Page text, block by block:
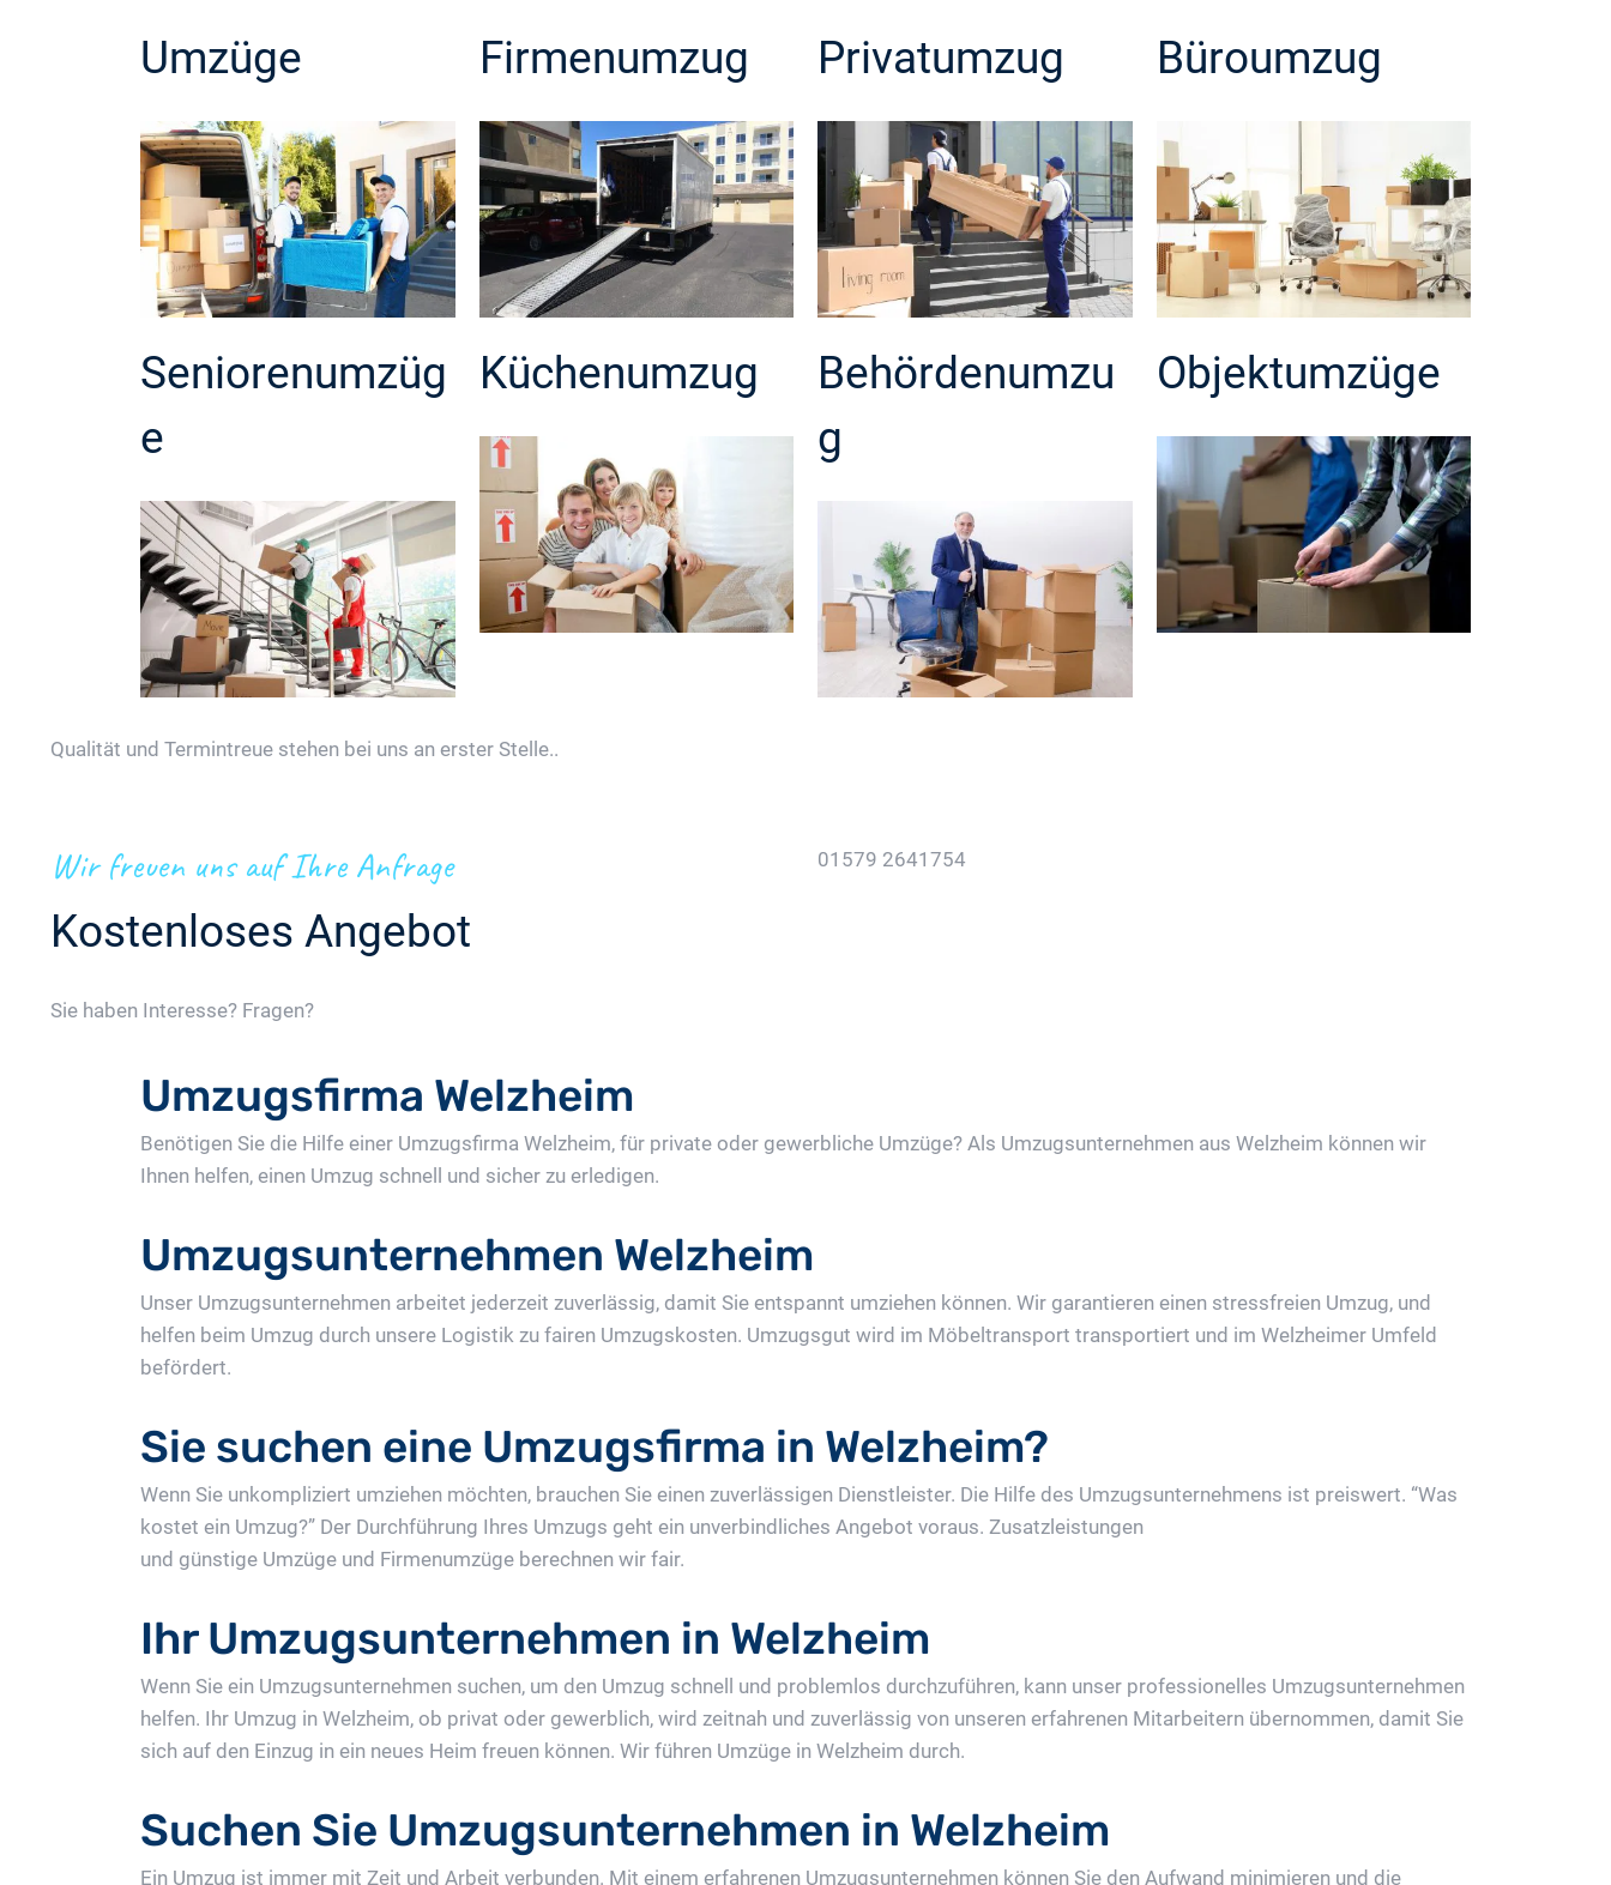
Umzüge Firmenumzug Privatumzug Büroumzug
Seniorenumzüg
e
Küchenumzug
Behördenumzu
g
Objektumzüge
Qualität und Termintreue stehen bei uns an erster Stelle..
Wir freuen uns auf Ihre Anfrage
Kostenloses Angebot
Sie haben Interesse? Fragen?
01579 2641754
Umzugsfirma Welzheim
Benötigen Sie die Hilfe einer Umzugsfirma Welzheim, für private oder gewerbliche Umzüge? Als Umzugsunternehmen aus Welzheim können wir
Ihnen helfen, einen Umzug schnell und sicher zu erledigen.
Umzugsunternehmen Welzheim
Unser Umzugsunternehmen arbeitet jederzeit zuverlässig, damit Sie entspannt umziehen können. Wir garantieren einen stressfreien Umzug, und
helfen beim Umzug durch unsere Logistik zu fairen Umzugskosten. Umzugsgut wird im Möbeltransport transportiert und im Welzheimer Umfeld
befördert.
Sie suchen eine Umzugsfirma in Welzheim?
Wenn Sie unkompliziert umziehen möchten, brauchen Sie einen zuverlässigen Dienstleister. Die Hilfe des Umzugsunternehmens ist preiswert. “Was
kostet ein Umzug?” Der Durchführung Ihres Umzugs geht ein unverbindliches Angebot voraus. Zusatzleistungen
und günstige Umzüge und Firmenumzüge berechnen wir fair.
Ihr Umzugsunternehmen in Welzheim
Wenn Sie ein Umzugsunternehmen suchen, um den Umzug schnell und problemlos durchzuführen, kann unser professionelles Umzugsunternehmen
helfen. Ihr Umzug in Welzheim, ob privat oder gewerblich, wird zeitnah und zuverlässig von unseren erfahrenen Mitarbeitern übernommen, damit Sie
sich auf den Einzug in ein neues Heim freuen können. Wir führen Umzüge in Welzheim durch.
Suchen Sie Umzugsunternehmen in Welzheim
Ein Umzug ist immer mit Zeit und Arbeit verbunden. Mit einem erfahrenen Umzugsunternehmen können Sie den Aufwand minimieren und die